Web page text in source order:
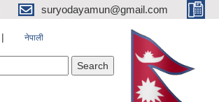
suryodayamun@gmail.com
नेपाली